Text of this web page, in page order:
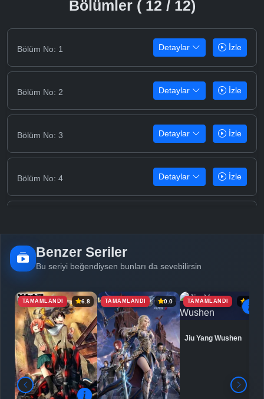
Bölümler ( 12 / 12)
Bölüm No: 1 Detaylar İzle
Bölüm No: 2 Detaylar İzle
Bölüm No: 3 Detaylar İzle
Bölüm No: 4 Detaylar İzle
Bölüm No: 6 Detaylar
Bölüm No: 7 Detaylar İzle
Bölüm No: 8 Detaylar
Bölüm No: 9 Detaylar İzle
Benzer Seriler
Bu seriyi beğendiysen bunları da sevebilirsin
TAMAMLANDI 6.8 TAMAMLANDI 0.0 TAMAMLANDI 6.9
Jiu Yang Wushen